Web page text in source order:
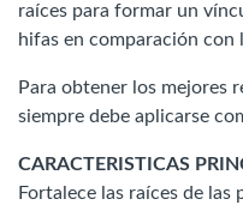
raíces para formar un
hifas en comparación
Para obtener los mejores
siempre debe aplicarse
CARACTERISTICAS
Fortalece las raíces de las